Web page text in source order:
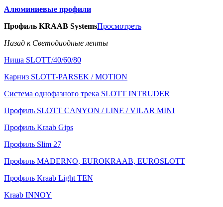
Алюминиевые профили
Профиль KRAAB SystemsПросмотреть
Назад к Светодиодные ленты
Ниша SLOTT/40/60/80
Карниз SLOTT-PARSEK / MOTION
Система однофазного трека SLOTT INTRUDER
Профиль SLOTT CANYON / LINE / VILAR MINI
Профиль Kraab Gips
Профиль Slim 27
Профиль MADERNO, EUROKRAAB, EUROSLOTT
Профиль Kraab Light TEN
Kraab INNOY